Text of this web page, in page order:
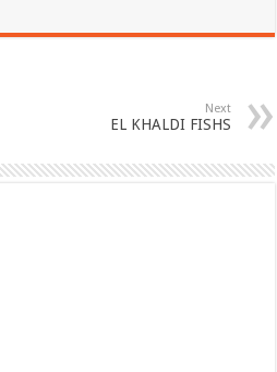
Next
EL KHALDI FISHS